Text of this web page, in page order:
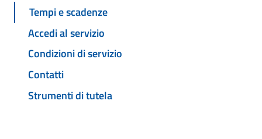
Tempi e scadenze
Accedi al servizio
Condizioni di servizio
Contatti
Strumenti di tutela